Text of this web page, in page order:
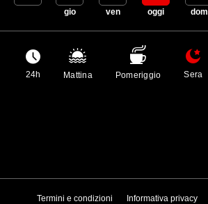
gio ven oggi dom
24h Mattina Pomeriggio Sera
Termini e condizioni Informativa privacy